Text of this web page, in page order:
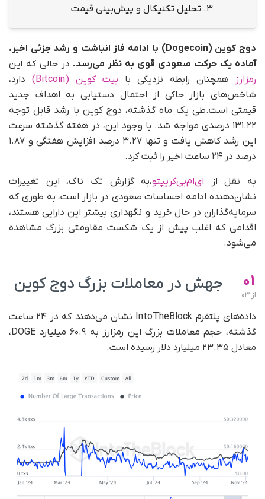
3. تحلیل تکنیکال و پیش‌بینی قیمت
دوج کوین (Dogecoin) با ادامه فاز انباشت و رشد جزئی اخیر،
آماده یک حرکت صعودی قوی به نظر می‌رسد. در حالی که این
رمزارز همچنان رابطه نزدیکی با بیت کوین (Bitcoin)
دارد،
شاخص‌های بازار حاکی از احتمال دستیابی به اهداف جدید
قیمتی است.طی یک ماه گذشته، دوج کوین با رشد قابل توجه
۱۳۱.۲۲ درصدی مواجه شد. با وجود این، در هفته گذشته سرعت
این رشد کاهش یافت و تنها ۳.۲۷ درصد افزایش هفتگی و ۱.۸۷
درصد در ۲۴ ساعت اخیر را ثبت کرد.
به نقل از ای‌ام‌بی‌کریپتو،به گزارش تک ناک، این تغییرات
نشان‌دهنده ادامه احساسات صعودی در بازار است، به طوری که
سرمایه‌گذاران در حال خرید و نگهداری بیشتر این دارایی هستند،
اقدامی که اغلب پیش از یک شکست مقاومتی بزرگ مشاهده
می‌شود.
01
از
جهش در معاملات بزرگ دوج کوین
داده‌های پلتفرم IntoTheBlock نشان می‌دهند که در ۲۴ ساعت
گذشته، حجم معاملات بزرگ این رمزارز به ۶۰.۹ میلیارد DOGE،
معادل ۲۳.۳۵ میلیارد دلار رسیده است.